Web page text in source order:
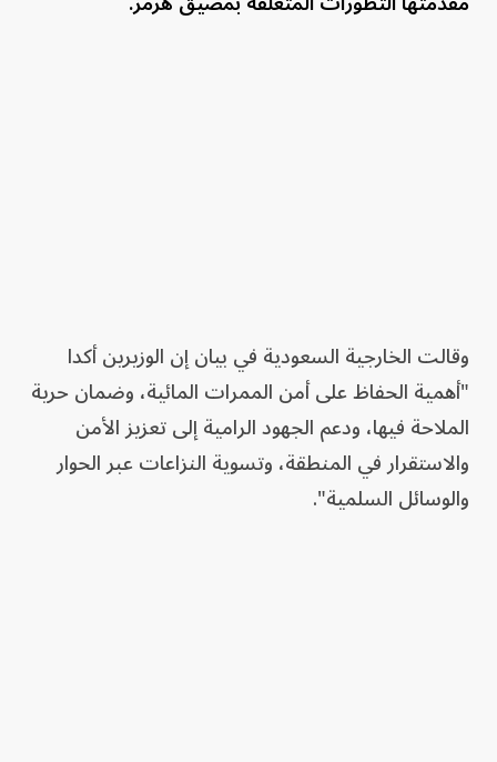
وقالت الخارجية السعودية في بيان إن الوزيرين أكدا
"أهمية الحفاظ على أمن الممرات المائية، وضمان حرية
الملاحة فيها، ودعم الجهود الرامية إلى تعزيز الأمن
والاستقرار في المنطقة، وتسوية النزاعات عبر الحوار
والوسائل السلمية".